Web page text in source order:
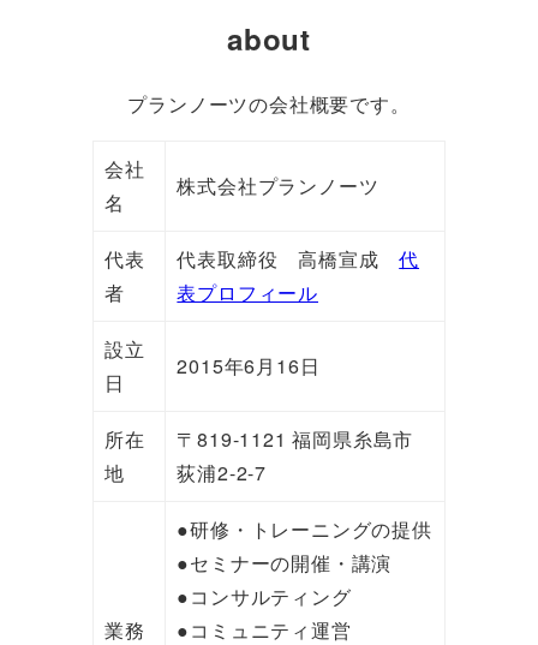
about
プランノーツの会社概要です。
会社
名
株式会社プランノーツ
代表
者
代表取締役 高橋宣成代
表プロフィール
設立
日
2015年6月16日
所在
地
〒819-1121 福岡県糸島市
荻浦2-2-7
業務
●研修・トレーニングの提供
●セミナーの開催・講演
●コンサルティング
●コミュニティ運営